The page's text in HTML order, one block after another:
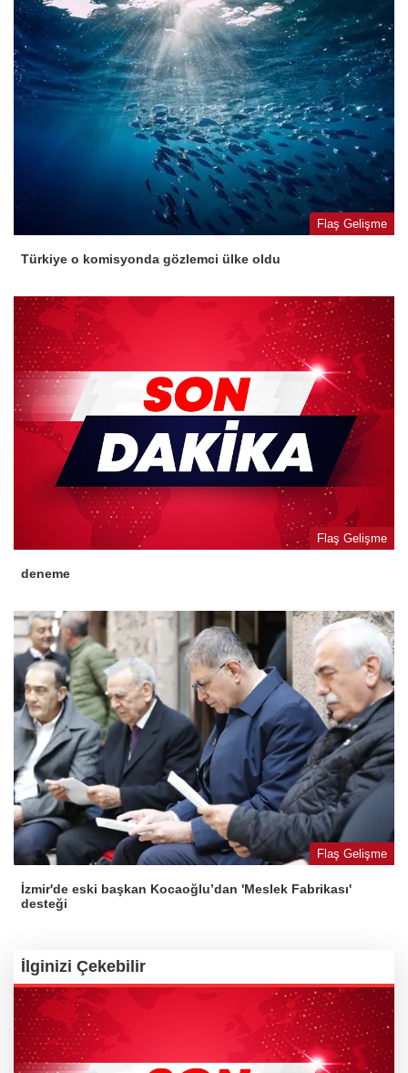
Flaş Gelişme
Türkiye o komisyonda gözlemci ülke oldu
Flaş Gelişme
deneme
Flaş Gelişme
İzmir'de eski başkan Kocaoğlu’dan 'Meslek Fabrikası'
desteği
İlginizi Çekebilir